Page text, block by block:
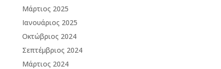
Μάρτιος 2025
Ιανουάριος 2025
Οκτώβριος 2024
Σεπτέμβριος 2024
Μάρτιος 2024